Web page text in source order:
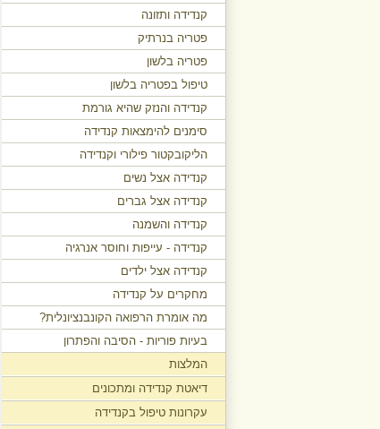
קנדידה ותזונה
פטריה בנרתיק
פטריה בלשון
טיפול בפטריה בלשון
קנדידה והנזק שהיא גורמת
סימנים להימצאות קנדידה
הליקובקטור פילורי וקנדידה
קנדידה אצל נשים
קנדידה אצל גברים
קנדידה והשמנה
קנדידה - עייפות וחוסר אנרגיה
קנדידה אצל ילדים
מחקרים על קנדידה
מה אומרת הרפואה הקונבנציונלית?
בעיות פוריות - הסיבה והפתרון
המלצות
דיאטת קנדידה ומתכונים
עקרונות טיפול בקנדידה